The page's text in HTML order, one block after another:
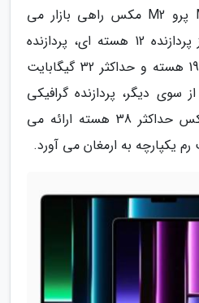
تراشه های تازه نفس M2 پرو M2 مکس راهی بازار می
شوند. چیپست M2 پرو از پردازنده 12 هسته ای، پردازنده
گرافیکی مبتنی بر حداکثر 19 هسته و حداکثر 32 گیگابایت
سوی دیگر، پردازنده گرافیکی
استفاده شده برای M2 مکس حداکثر 38 هسته ارائه می